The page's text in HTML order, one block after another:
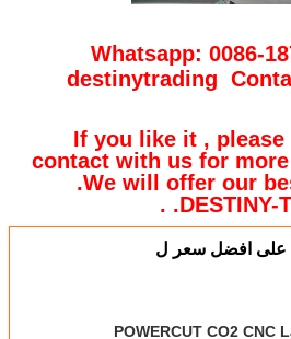
Whatsapp: 0086-
destinytrading
If you like it ,
contact with us for
.We will offer our
.DESTINY-
على افضل سعر ل
POWERCUT CO2 CNC